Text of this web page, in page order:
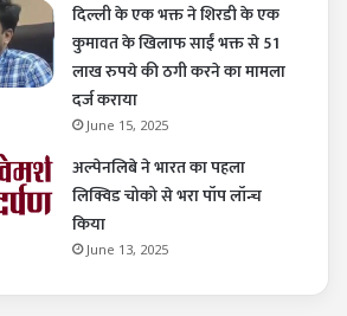
दिल्ली के एक भक्त ने शिरडी के एक
कुमावत के खिलाफ साईं भक्त से 51
लाख रुपये की ठगी करने का मामला
दर्ज कराया
June 15, 2025
अल्पेनलिबे ने भारत का पहला
लिक्विड चोको से भरा पॉप लॉन्च
किया
June 13, 2025